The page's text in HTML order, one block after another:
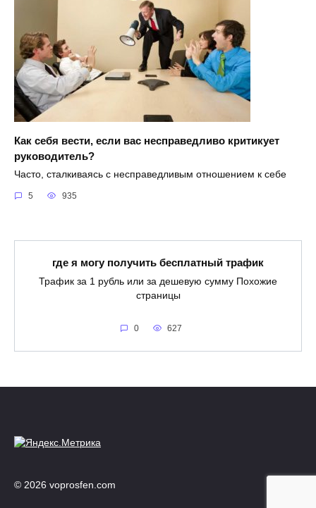
Как себя вести, если вас несправедливо критикует
руководитель?
Часто, сталкиваясь с несправедливым отношением к себе
5 935
где я могу получить бесплатный трафик
Трафик за 1 рубль или за дешевую сумму Похожие
страницы
0 627
© 2026 voprosfen.com